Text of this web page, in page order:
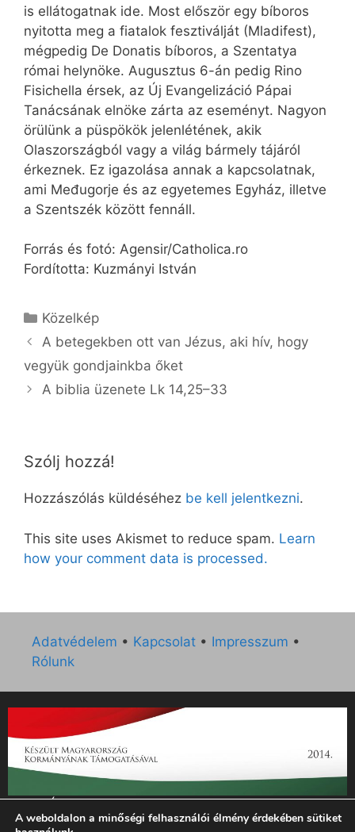
is ellátogatnak ide. Most először egy bíboros
nyitotta meg a fiatalok fesztiválját (Mla­di­fest),
mégpedig De Donatis bíboros, a Szentatya
római helynöke. Au­gusz­tus 6-án pedig Rino
Fisichella érsek, az Új Evangelizáció Pápai
Tanácsának elnöke zárta az eseményt. Nagyon
örülünk a püspökök jelenlétének, akik
Olaszországból vagy a világ bármely tájáról
érkeznek. Ez igazolása annak a kapcsolatnak,
ami Međugorje és az egyetemes Egyház, illetve
a Szentszék között fennáll.
Forrás és fotó: Agensir/Catholica.ro
Fordította: Kuzmányi István
Kategória
Közelkép
A betegekben ott van Jézus, aki hív, hogy
vegyük gondjainkba őket
A biblia üzenete Lk 14,25–33
Szólj hozzá!
Hozzászólás küldéséhez be kell jelentkezni.
This site uses Akismet to reduce spam. Learn
how your comment data is processed.
Adatvédelem • Kapcsolat • Impresszum •
Rólunk
„Az Új Ember katolikus hetilap 2014. évi működésének
támogatását az EGYH-KCP-14-P-0121 sz. támogatási
A weboldalon a minőségi felhasználói élmény érdekében sütiket